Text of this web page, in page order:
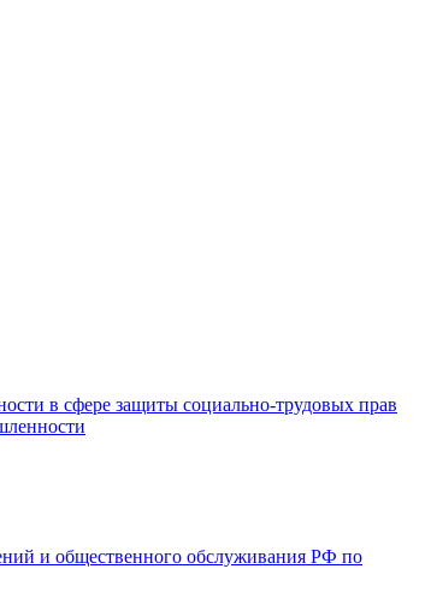
в сфере защиты социально-трудовых прав
и общественного обслуживания РФ по